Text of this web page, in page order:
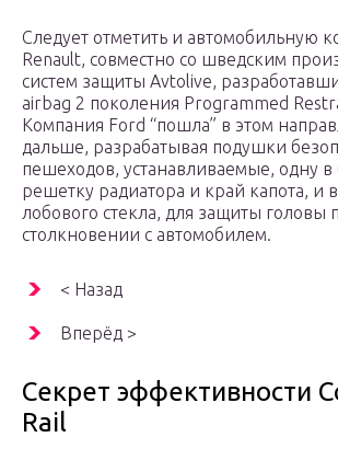
Следует отметить и автомобильную
Renault, совместно со шведским
систем защиты Avtolive,
airbag 2 поколения Programmed
Компания Ford “пошла” в этом
дальше, разрабатывая подушки
пешеходов, устанавливаемые, одну в
решетку радиатора и край капота, и
лобового стекла, для защиты головы
столкновении с автомобилем.
< Назад
Вперёд >
Секрет эффективности
Rail